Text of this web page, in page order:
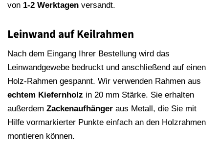
von 1-2 Werktagen versandt.
Leinwand auf Keilrahmen
Nach dem Eingang Ihrer Bestellung wird das
Leinwandgewebe bedruckt und anschließend auf einen
Holz-Rahmen gespannt. Wir verwenden Rahmen aus
echtem Kiefernholz in 20 mm Stärke. Sie erhalten
außerdem Zackenaufhänger aus Metall, die Sie mit
Hilfe vormarkierter Punkte einfach an den Holzrahmen
montieren können.